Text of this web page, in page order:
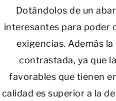
Dotándolos de un
interesantes para poder
exigencias. Además
contrastada, ya que
favorables que tienen
calidad es superior a la